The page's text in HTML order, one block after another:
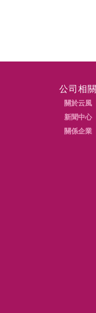
公司相關
關於云風
新聞中心
關係企業